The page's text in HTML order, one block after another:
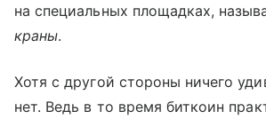
на специальных площадках,
краны.
Хотя с другой стороны ничего
нет. Ведь в то время биткоин